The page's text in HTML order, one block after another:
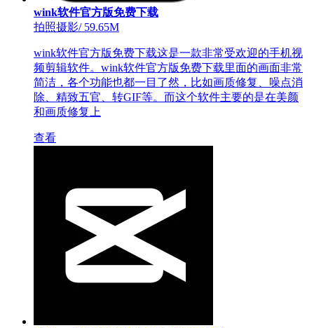
wink软件官方版免费下载
拍照摄影/59.65M
wink软件官方版免费下载这是一款非常受欢迎的手机视
频剪辑软件。wink软件官方版免费下载里面的画面非常
简洁，各个功能也都一目了然，比如画质修复、噪点消
除、精致五官、转GIF等。而这个软件主要的是在美颜
和画质修复上
查看